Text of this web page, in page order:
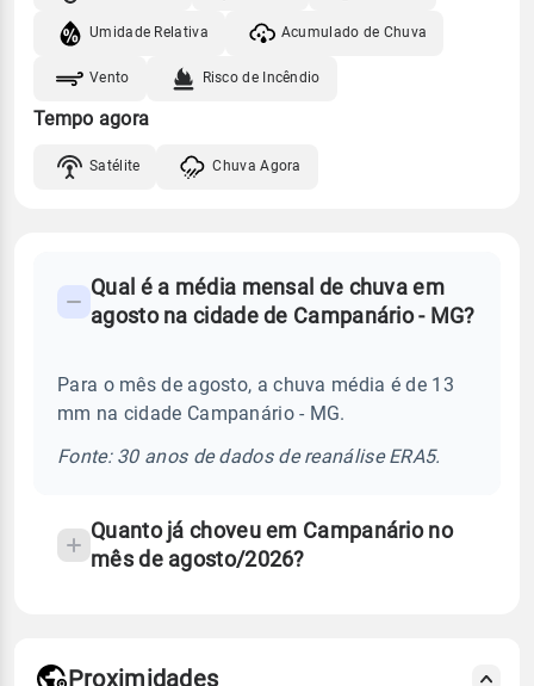
Umidade Relativa Acumulado de Chuva
Vento Risco de Incêndio
Tempo agora
Satélite Chuva Agora
Perguntas
sobre
chuva
Qual é a média mensal de chuva em
agosto na cidade de Campanário - MG?
Para o mês de agosto, a chuva média é de 13
mm na cidade Campanário - MG.
Fonte: 30 anos de dados de reanálise ERA5.
Quanto já choveu em Campanário no
mês de agosto/2026?
Proximidades